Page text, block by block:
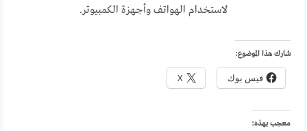
لاستخدام الهواتف وأجهزة الكمبيوتر.
شارك هذا الموضوع:
فيس بوك X
معجب بهذه: